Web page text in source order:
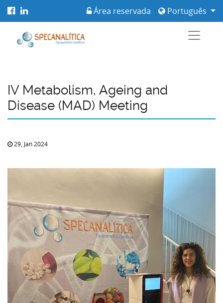
Português
Área reservada
IV Metabolism, Ageing and
Disease (MAD) Meeting
29, Jan 2024